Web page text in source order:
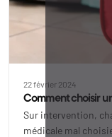
22 février 2024
Comment choisir
Sur intervention,
médicale mal